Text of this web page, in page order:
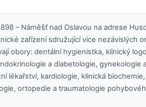
– Náměšť nad Oslavou na adrese
zařízení sdružující více nezávislých
obory: dentální hygienistka, klinický
a diabetologie, gynekologie
lékařství, kardiologie, klinická
ortopedie a traumatologie